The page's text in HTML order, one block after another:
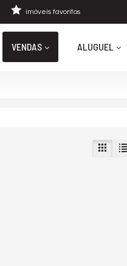
imóveis favoritos
VENDAS ALUGUEL